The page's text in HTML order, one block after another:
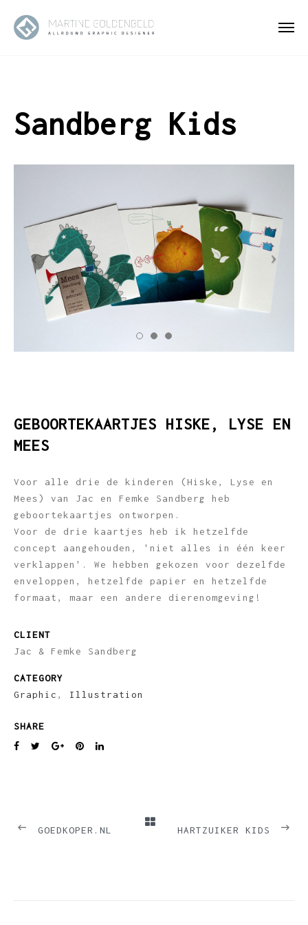
Sandberg Kids
GEBOORTEKAARTJES HISKE, LYSE EN
MEES
Voor alle drie de kinderen (Hiske, Lyse en
Mees) van Jac en Femke Sandberg heb
geboortekaartjes ontworpen.
Voor de drie kaartjes heb ik hetzelfde
concept aangehouden, 'niet alles in één keer
verklappen'. We hebben gekozen voor dezelfde
enveloppen, hetzelfde papier en hetzelfde
formaat, maar een andere dierenomgeving!
CLIENT
Jac & Femke Sandberg
CATEGORY
Graphic , Illustration
SHARE
GOEDKOPER.NL HARTZUIKER KIDS